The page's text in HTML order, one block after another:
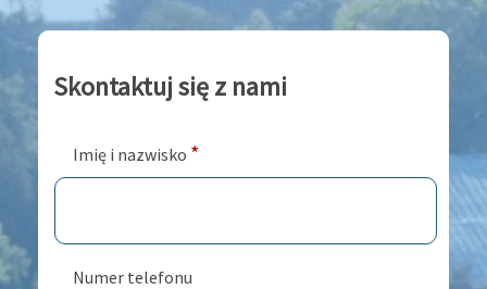
Skontaktuj się z nami
Imię i nazwisko *
Numer telefonu